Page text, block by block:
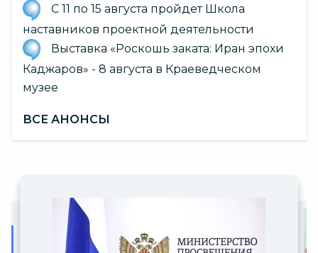
С 11 по 15 августа пройдет Школа
наставников проектной деятельности
Выставка «Роскошь заката: Иран эпохи
Каджаров» - 8 августа в Краеведческом
музее
ВСЕ АНОНСЫ